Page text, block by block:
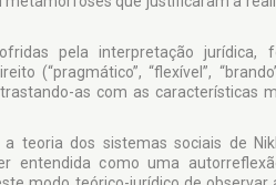
pela interpretação jurídica,
(“pragmático”, “flexível”,
as com as caracte­rísticas
teoria dos sistemas sociais de
entendida como uma